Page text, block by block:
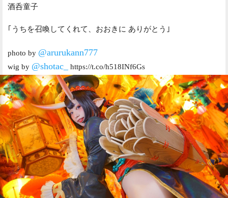
酒呑童子
｢うちを召喚してくれて、おおきに ありがとう｣
photo by @arurukann777
wig by @shotac_ https://t.co/h518INf6Gs